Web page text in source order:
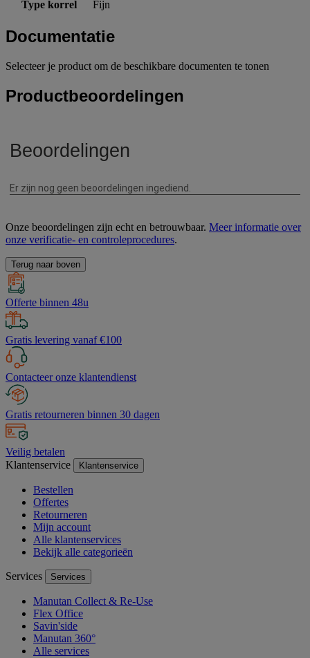
Type korrel
Fijn
Documentatie
Selecteer je product om de beschikbare documenten te tonen
Productbeoordelingen
Onze beoordelingen zijn echt en betrouwbaar. Meer informatie over
onze verificatie- en controleprocedures.
Terug naar boven
Offerte binnen 48u
Gratis levering vanaf €100
Contacteer onze klantendienst
Gratis retourneren binnen 30 dagen
Veilig betalen
Klantenservice
Klantenservice
Bestellen
Offertes
Retourneren
Mijn account
Alle klantenservices
Bekijk alle categorieën
Services Services
Manutan Collect & Re-Use
Flex Office
Savin'side
Manutan 360°
Alle services